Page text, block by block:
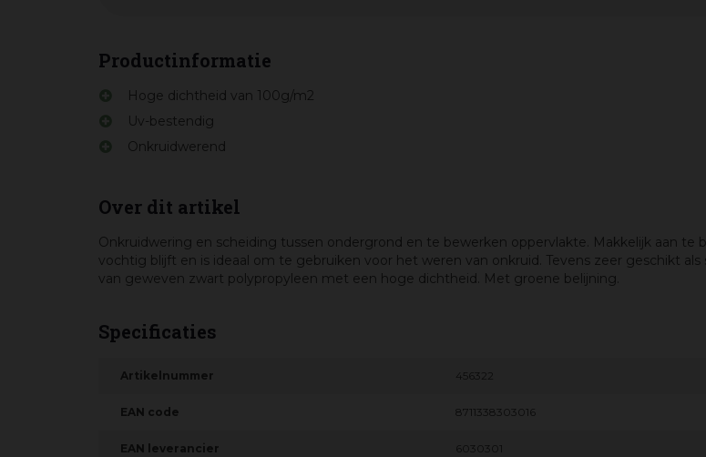
Productinformatie
Hoge dichtheid van 100g/m2
Uv-bestendig
Onkruidwerend
Over dit artikel
Onkruidwering en scheiding tussen ondergrond en te bewerken oppervlakte. Makkelijk aan
vochtig blijft en is ideaal om te gebruiken voor het weren van onkruid. Tevens zeer geschikt
van geweven zwart polypropyleen met een hoge dichtheid. Met groene belijning.
Specificaties
Artikelnummer 456322
EAN code 8711338303016
EAN leverancier 6030301